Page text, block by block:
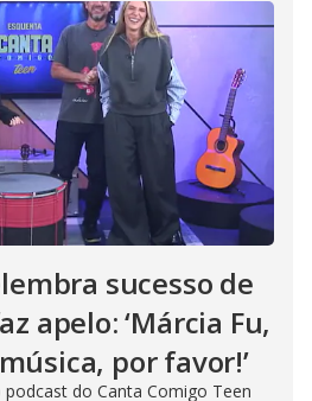
sucesso de
apelo: ‘Márcia Fu,
por favor!’
do Canta Comigo Teen